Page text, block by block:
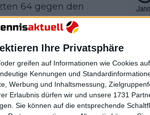
Ihre Privatsphäre
greifen auf Informationen wie Cookies
Kennungen und
Werbung und Inhaltsmessung,
Erlaubnis dürfen wir und unsere 1731
Sie können auf die entsprechende
64 gegen den
noch einige
an der
gegen den
Runde wird er
r in
em
t,
B.
on
n
nt.